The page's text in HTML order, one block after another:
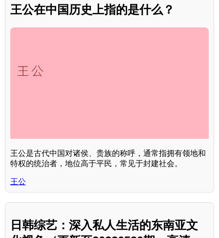
王公在中国历史上指的是什么？
王公是古代中国对诸侯、贵族的称呼，通常指拥有领地和
特权的统治者，地位高于平民，常见于封建社会。
王公
日韩综艺：深入私人生活的东南亚文